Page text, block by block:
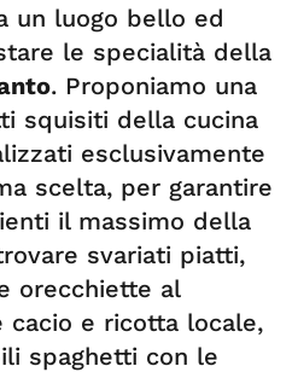
un luogo bello ed
le specialità della
. Proponiamo una
squisiti della cucina
esclusivamente
scelta, per garantire
il massimo della
svariati piatti,
orecchiette al
e ricotta locale,
spaghetti con le